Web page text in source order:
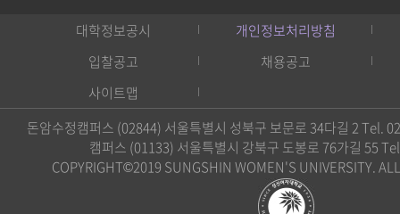
대학정보공시
개인정보처리방침
입찰공고
채용공고
사이트맵
돈암수정캠퍼스 (02844) 서울특별시 성북구 보문로 34다길 2 Tel.
캠퍼스 (01133) 서울특별시 강북구 도봉로 76가길 55
COPYRIGHT©2019 SUNGSHIN WOMEN'S UNIVERSITY.